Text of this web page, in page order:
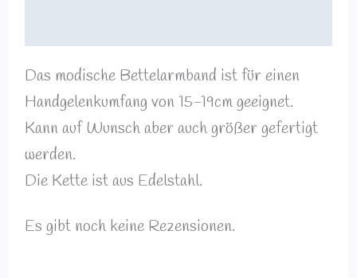
Das modische Bettelarmband ist für einen
Handgelenkumfang von 15-19cm geeignet.
Kann auf Wunsch aber auch größer gefertigt
werden.
Die Kette ist aus Edelstahl.
Es gibt noch keine Rezensionen.